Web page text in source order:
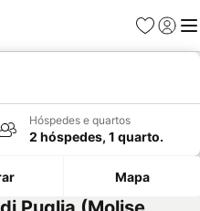
Favoritos
Iniciar
Hóspedes e quartos
2 hóspedes, 1 quarto.
Mapa